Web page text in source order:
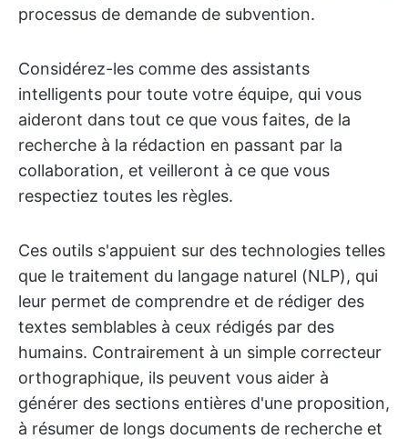
processus de demande de subvention.
Considérez-les comme des assistants
intelligents pour toute votre équipe, qui vous
aideront dans tout ce que vous faites, de la
recherche à la rédaction en passant par la
collaboration, et veilleront à ce que vous
respectiez toutes les règles.
Ces outils s'appuient sur des technologies telles
que le traitement du langage naturel (NLP), qui
leur permet de comprendre et de rédiger des
textes semblables à ceux rédigés par des
humains. Contrairement à un simple correcteur
orthographique, ils peuvent vous aider à
générer des sections entières d'une proposition,
à résumer de longs documents de recherche et